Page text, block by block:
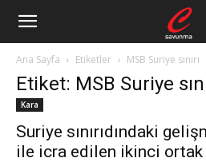
Ana Sayfa Etiketler MSB Suriye sınırı
Etiket: MSB Suriye
Kara
Suriye sınırıdındaki
ile icra edilen ikinci ortak